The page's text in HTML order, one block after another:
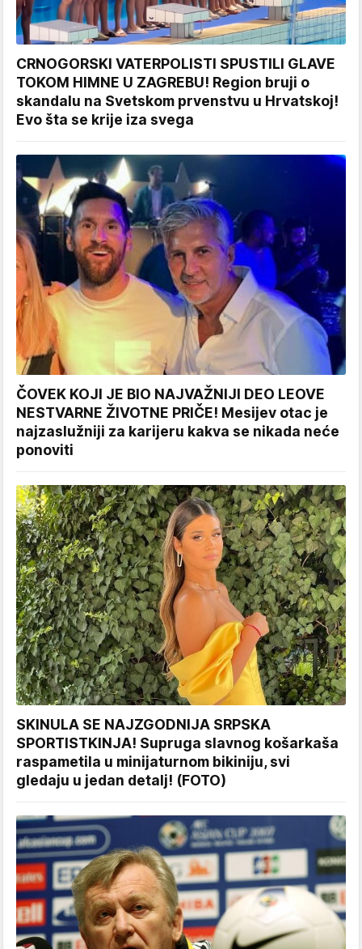
CRNOGORSKI VATERPOLISTI SPUSTILI GLAVE
TOKOM HIMNE U ZAGREBU! Region bruji o
skandalu na Svetskom prvenstvu u Hrvatskoj!
Evo šta se krije iza svega
ČOVEK KOJI JE BIO NAJVAŽNIJI DEO LEOVE
NESTVARNE ŽIVOTNE PRIČE! Mesijev otac je
najzaslužniji za karijeru kakva se nikada neće
ponoviti
SKINULA SE NAJZGODNIJA SRPSKA
SPORTISTKINJA! Supruga slavnog košarkaša
raspametila u minijaturnom bikiniju, svi
gledaju u jedan detalj! (FOTO)